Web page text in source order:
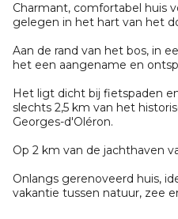
Charmant, comfortabel huis
gelegen in het hart van het
Aan de rand van het bos, in
het een aangename en
Het ligt dicht bij fietspaden
slechts 2,5 km van het
Georges-d'Oléron.
Op 2 km van de jachthaven
Onlangs gerenoveerd huis,
vakantie tussen natuur, zee